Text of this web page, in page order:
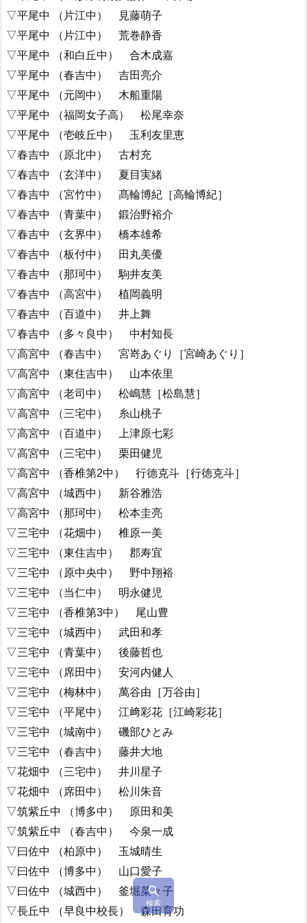
▽平尾中 （片江中） 見藤萌子
▽平尾中 （片江中） 荒巻静香
▽平尾中 （和白丘中） 合木成嘉
▽平尾中 （春吉中） 吉田亮介
▽平尾中 （元岡中） 木船重陽
▽平尾中 （福岡女子高） 松尾幸奈
▽平尾中 （壱岐丘中） 玉利友里恵
▽春吉中 （原北中） 古村充
▽春吉中 （玄洋中） 夏目実緒
▽春吉中 （宮竹中） 髙輪博紀［高輪博紀］
▽春吉中 （青葉中） 鍛治野裕介
▽春吉中 （玄界中） 橋本雄希
▽春吉中 （板付中） 田丸美優
▽春吉中 （那珂中） 駒井友美
▽春吉中 （高宮中） 植岡義明
▽春吉中 （百道中） 井上舞
▽春吉中 （多々良中） 中村知長
▽高宮中 （春吉中） 宮嵜あぐり［宮崎あぐり］
▽高宮中 （東住吉中） 山本依里
▽高宮中 （老司中） 松嶋慧［松島慧］
▽高宮中 （三宅中） 糸山桃子
▽高宮中 （百道中） 上津原七彩
▽高宮中 （三宅中） 栗田健児
▽高宮中 （香椎第2中） 行德克斗［行徳克斗］
▽高宮中 （城西中） 新谷雅浩
▽高宮中 （那珂中） 松本圭亮
▽三宅中 （花畑中） 椎原一美
▽三宅中 （東住吉中） 郡寿宜
▽三宅中 （原中央中） 野中翔裕
▽三宅中 （当仁中） 明永健児
▽三宅中 （香椎第3中） 尾山豊
▽三宅中 （城西中） 武田和孝
▽三宅中 （青葉中） 後藤哲也
▽三宅中 （席田中） 安河内健人
▽三宅中 （梅林中） 萬谷由［万谷由］
▽三宅中 （平尾中） 江﨑彩花［江崎彩花］
▽三宅中 （城南中） 磯部ひとみ
▽三宅中 （春吉中） 藤井大地
▽花畑中 （三宅中） 井川星子
▽花畑中 （席田中） 松川朱音
▽筑紫丘中 （博多中） 原田和美
▽筑紫丘中 （春吉中） 今泉一成
▽曰佐中 （柏原中） 玉城晴生
▽曰佐中 （博多中） 山口愛子
▽曰佐中 （城西中） 釜堀菜々子
▽長丘中 （早良中校長） 森田育功

検索